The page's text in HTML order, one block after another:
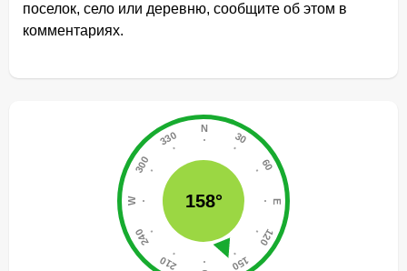
поселок, село или деревню, сообщите об этом в
комментариях.
158°